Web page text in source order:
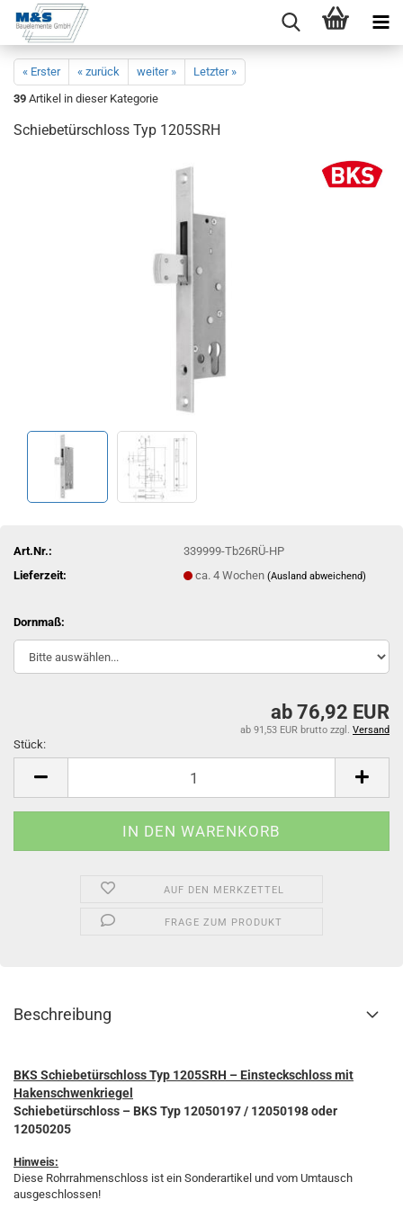
« Erster « zurück weiter »
Letzter »
39 Artikel in dieser Kategorie
Schie­be­tür­schloss Typ 1205SRH
Art.Nr.:
339999-Tb26RÜ-HP
Lieferzeit:
ca. 4 Wochen(Ausland abweichend)
Dornmaß:
ab 76,92 EUR
ab 91,53 EUR brutto zzgl. Versand
Stück:
AUF DEN MERKZETTEL
FRAGE ZUM PRODUKT
Beschreibung
BKS Schiebetürschloss Typ 1205SRH – Einsteckschloss mit
Hakenschwenkriegel
Schiebetürschloss – BKS Typ 12050197 / 12050198 oder
12050205
Hinweis:
Diese Rohrrahmenschloss ist ein Sonderartikel und vom Umtausch
ausgeschlossen!